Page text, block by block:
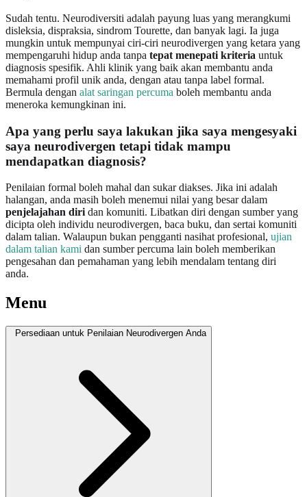
Sudah tentu. Neurodiversiti adalah payung luas yang merangkumi
disleksia, dispraksia, sindrom Tourette, dan banyak lagi. Ia juga
mungkin untuk mempunyai ciri-ciri neurodivergen yang ketara yang
mempengaruhi hidup anda tanpa tepat menepati kriteria untuk
diagnosis spesifik. Ahli klinik yang baik akan membantu anda
memahami profil unik anda, dengan atau tanpa label formal.
Bermula dengan alat saringan percuma boleh membantu anda
meneroka kemungkinan ini.
Apa yang perlu saya lakukan jika saya mengesyaki
saya neurodivergen tetapi tidak mampu
mendapatkan diagnosis?
Penilaian formal boleh mahal dan sukar diakses. Jika ini adalah
halangan, anda masih boleh menemui nilai yang besar dalam
penjelajahan diri dan komuniti. Libatkan diri dengan sumber yang
dicipta oleh individu neurodivergen, baca buku, dan sertai komuniti
dalam talian. Walaupun bukan pengganti nasihat profesional, ujian
dalam talian kami dan sumber percuma lain boleh memberikan
pengesahan dan pemahaman yang lebih mendalam tentang diri
anda.
Menu
Persediaan untuk Penilaian Neurodivergen Anda